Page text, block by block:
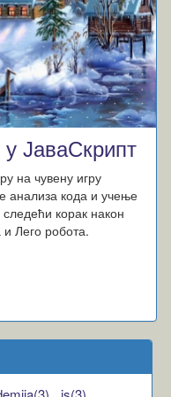
ЈаваСкрипт
на чувену игру
анализа кода и учење
корак након
Лего робота.